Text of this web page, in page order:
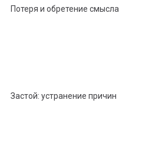
Потеря и обретение смысла
Застой: устранение причин